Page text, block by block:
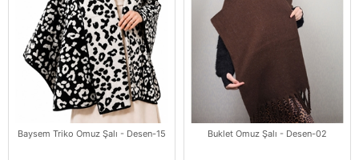
Baysem Triko Omuz Şalı - Desen-15 Buklet Omuz Şalı - Desen-02